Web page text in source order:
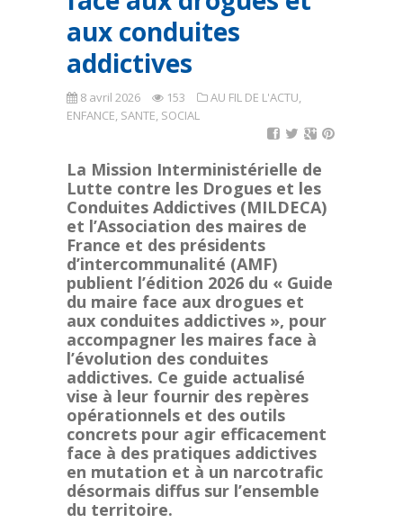
aux conduites
addictives
8 avril 2026 153 AU FIL DE L'ACTU,
ENFANCE, SANTE, SOCIAL
La Mission Interministérielle de
Lutte contre les Drogues et les
Conduites Addictives (MILDECA)
et l’Association des maires de
France et des présidents
d’intercommunalité (AMF)
publient l’édition 2026 du « Guide
du maire face aux drogues et
aux conduites addictives », pour
accompagner les maires face à
l’évolution des conduites
addictives. Ce guide actualisé
vise à leur fournir des repères
opérationnels et des outils
concrets pour agir efficacement
face à des pratiques addictives
en mutation et à un narcotrafic
désormais diffus sur l’ensemble
du territoire.